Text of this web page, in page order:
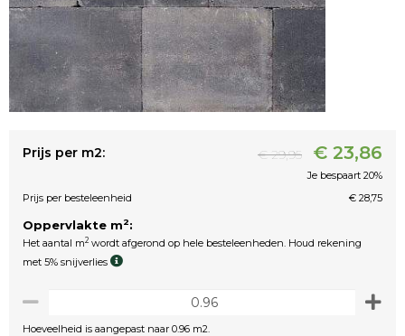
Prijs per m2: € 29,95 € 23,86
Je bespaart 20%
Prijs per besteleenheid
€ 28,75
Oppervlakte m2:
Het aantal m2 wordt afgerond op hele besteleenheden. Houd rekening
met 5% snijverlies
Hoeveelheid is aangepast naar 0.96 m2.